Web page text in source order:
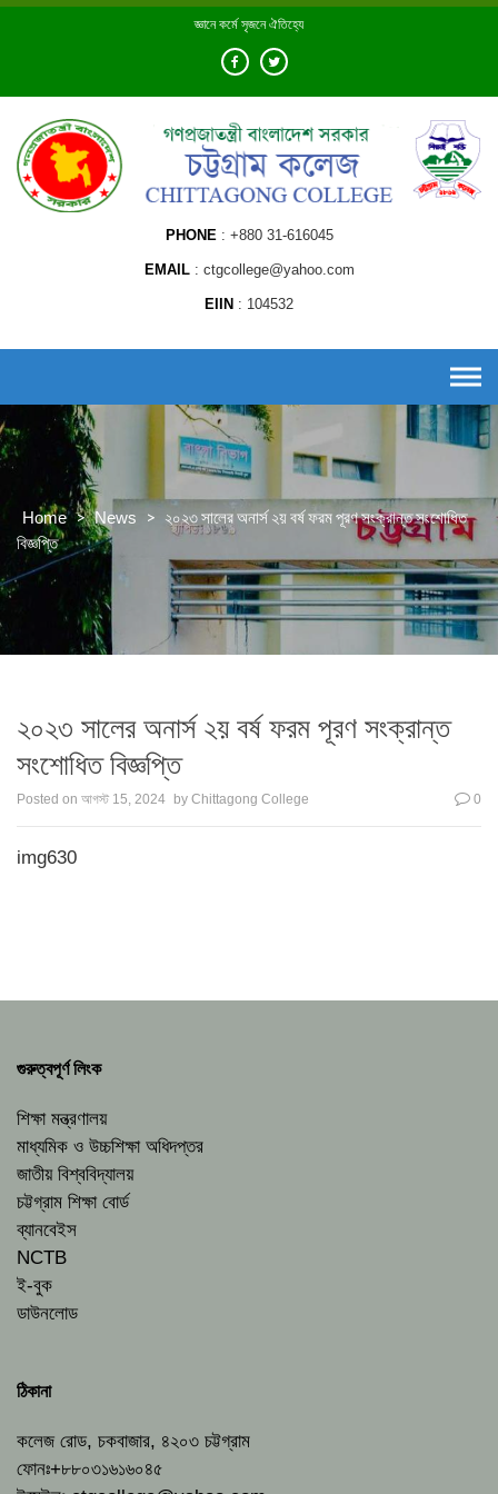
Skip
জ্ঞানে কর্মে সৃজনে ঐতিহ্যে
PHONE +880 31-616045
EMAIL ctgcollege@yahoo.com
EIIN 104532
Home > News > ২০২৩ সালের অনার্স ২য় বর্ষ ফরম পূরণ সংক্রান্ত সংশোধিত
বিজ্ঞপ্তি
২০২৩ সালের অনার্স ২য় বর্ষ ফরম পূরণ সংক্রান্ত
সংশোধিত বিজ্ঞপ্তি
Posted on আগস্ট 15, 2024 by Chittagong College 0
img630
গুরুত্বপূর্ণ লিংক
শিক্ষা মন্ত্রণালয়
মাধ্যমিক ও উচ্চশিক্ষা অধিদপ্তর
জাতীয় বিশ্ববিদ্যালয়
চট্টগ্রাম শিক্ষা বোর্ড
ব্যানবেইস
NCTB
ই-বুক
ডাউনলোড
ঠিকানা
কলেজ রোড, চকবাজার, ৪২০৩ চট্টগ্রাম
ফোনঃ+৮৮০৩১৬১৬০৪৫